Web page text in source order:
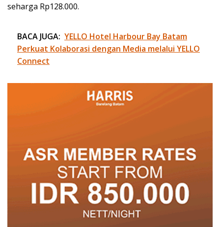
seharga Rp128.000.
BACA JUGA: YELLO Hotel Harbour Bay Batam
Perkuat Kolaborasi dengan Media melalui YELLO
Connect